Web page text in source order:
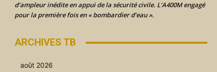
d’ampleur inédite en appui de la sécurité civile. L’A400M engagé
pour la première fois en « bombardier d’eau ».
ARCHIVES TB
août 2026